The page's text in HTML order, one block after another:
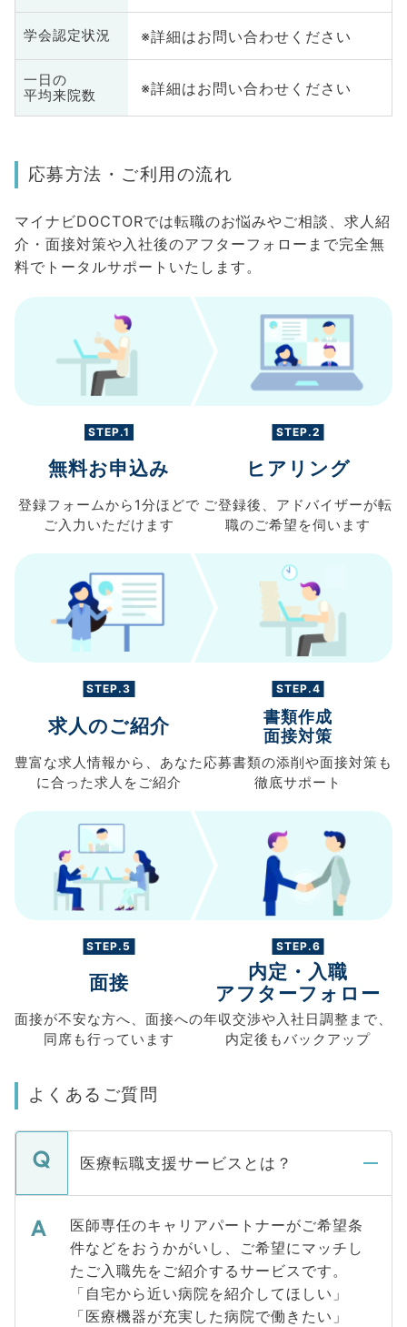
学会認定状況 ※詳細はお問い合わせください
一日の
平均来院数
※詳細はお問い合わせください
応募方法・ご利用の流れ
マイナビDOCTORでは転職のお悩みやご相談、求人紹
介・面接対策や入社後のアフターフォローまで完全無
料でトータルサポートいたします。
STEP.1
無料お申込み
登録フォームから 1分ほどで
ご入力 いただけます
STEP.2
ヒアリング
ご登録後、 アドバイザーが転
職のご希望を伺います
STEP.3
求人のご紹介
豊富な求人情報から、 あなた
に合った求人を ご紹介
STEP.4
書類作成
面接対策
応募書類の添削や面接対策も
徹底サポート
STEP.5
面接
面接が不安な方へ、 面接への
同席も行っています
STEP.6
内定・入職
アフターフォロー
年収交渉や入社日調整まで、
内定後もバックアップ
よくあるご質問
医療転職支援サービスとは？
医師専任のキャリアパートナーがご希望条
件などをおうかがいし、ご希望にマッチし
たご入職先をご紹介するサービスです。
「自宅から近い病院を紹介してほしい」
「医療機器が充実した病院で働きたい」